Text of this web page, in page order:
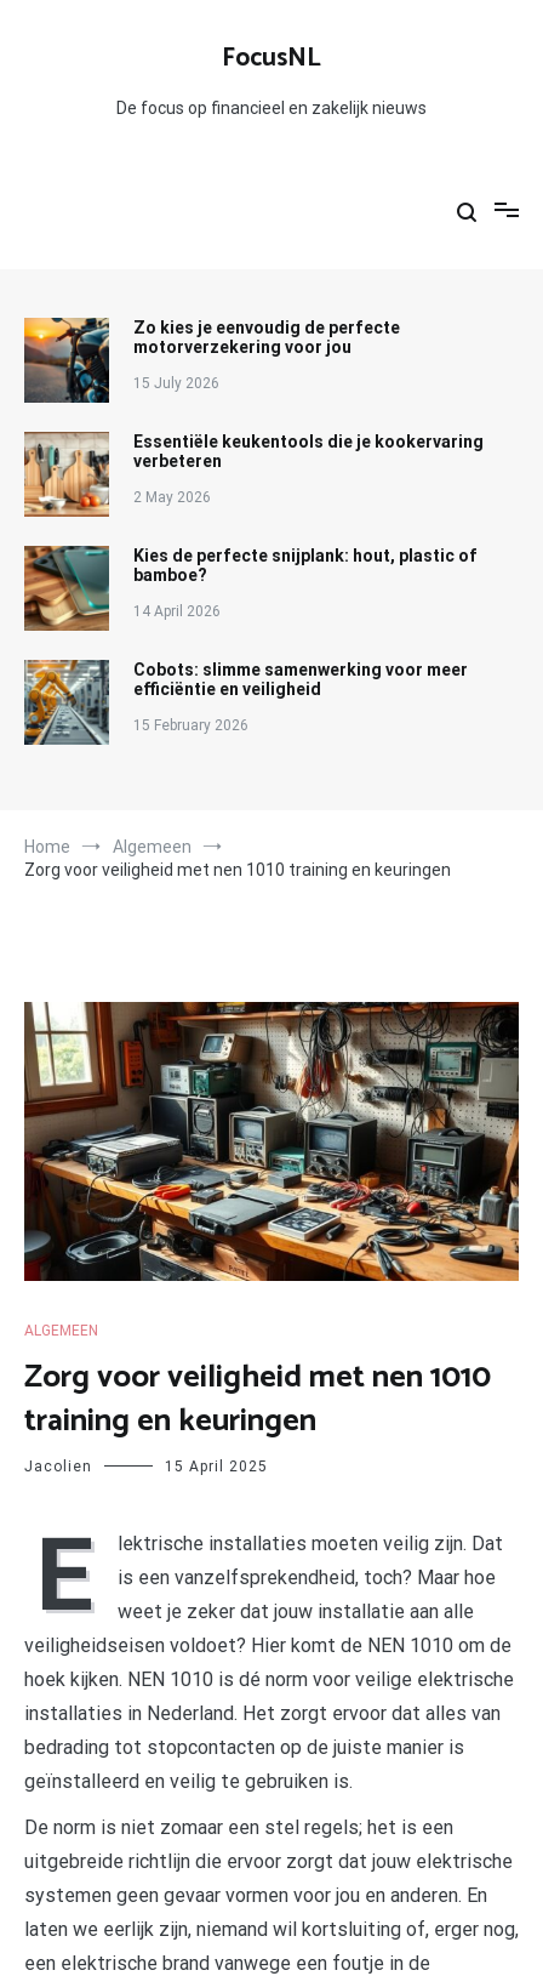
FocusNL
De focus op financieel en zakelijk nieuws
Zo kies je eenvoudig de perfecte
motorverzekering voor jou
15 July 2026
Essentiële keukentools die je kookervaring
verbeteren
2 May 2026
Kies de perfecte snijplank: hout, plastic of
bamboe?
14 April 2026
Cobots: slimme samenwerking voor meer
efficiëntie en veiligheid
15 February 2026
Home
Algemeen
Zorg voor veiligheid met nen 1010 training en keuringen
ALGEMEEN
Zorg voor veiligheid met nen 1010
training en keuringen
Jacolien 15 April 2025
E
lektrische installaties moeten veilig zijn. Dat
is een vanzelfsprekendheid, toch? Maar hoe
weet je zeker dat jouw installatie aan alle
veiligheidseisen voldoet? Hier komt de NEN 1010 om de
hoek kijken. NEN 1010 is dé norm voor veilige elektrische
installaties in Nederland. Het zorgt ervoor dat alles van
bedrading tot stopcontacten op de juiste manier is
geïnstalleerd en veilig te gebruiken is.
De norm is niet zomaar een stel regels; het is een
uitgebreide richtlijn die ervoor zorgt dat jouw elektrische
systemen geen gevaar vormen voor jou en anderen. En
laten we eerlijk zijn, niemand wil kortsluiting of, erger nog,
een elektrische brand vanwege een foutje in de